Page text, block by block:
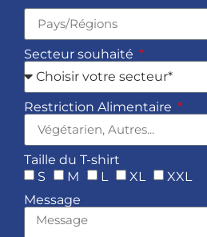
Secteur souhaité
Restriction Alimentaire
Taille du T-shirt
S
M L XL
XXL
Message